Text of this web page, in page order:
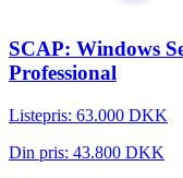
SCAP: Windows
Professional
Listepris: 63.000 DKK
Din pris: 43.800 DKK